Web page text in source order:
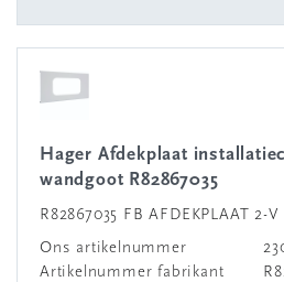
Hager Afdekplaat installatiecomponenten
wandgoot R82867035
R82867035 FB AFDEKPLAAT 2-
Ons artikelnummer
Artikelnummer fabrikant